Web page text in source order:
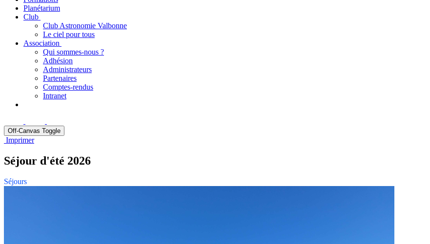
Planétarium
Club
Club Astronomie Valbonne
Le ciel pour tous
Association
Qui sommes-nous ?
Adhésion
Administrateurs
Partenaires
Comptes-rendus
Intranet
Off-Canvas Toggle
Imprimer
Séjour d'été 2026
Séjours